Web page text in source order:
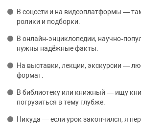
В соцсети и на видеоплатформы —
ролики и подборки.
В онлайн‑энциклопедии,
нужны надёжные факты.
На выставки, лекции, экскурсии —
формат.
В библиотеку или книжный — ищу
погрузиться в тему глубже.
Никуда — если урок закончился, я